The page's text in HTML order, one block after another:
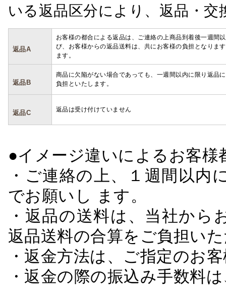
いる返品区分により、返品・
返品A
お客様の都合による返品は、ご連絡の上商品到着後一週間
び、お客様からの返品送料は、共にお客様の負担となりま
ます。
返品B
商品に欠陥がない場合であっても、一週間以内に限り返品
負担といたします。
返品C 返品は受け付けていません
●イメージ違いによるお客
・ご連絡の上、１週間以
でお願いし ます。
・返品の送料は、当社か
返品送料の合算をご負担い
・返金方法は、ご指定のお
・返金の際の振込み手数料